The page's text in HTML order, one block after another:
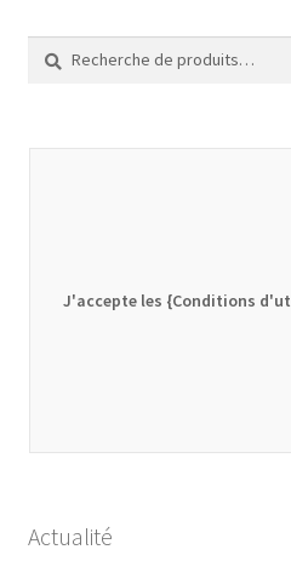
pour :
J'accepte les {Conditions
Actualité